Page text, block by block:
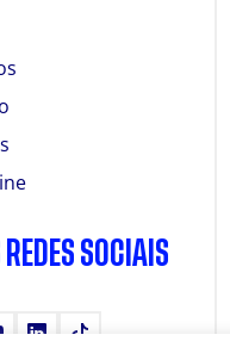
SOCIAIS
YoutubeLinkedInTikTok